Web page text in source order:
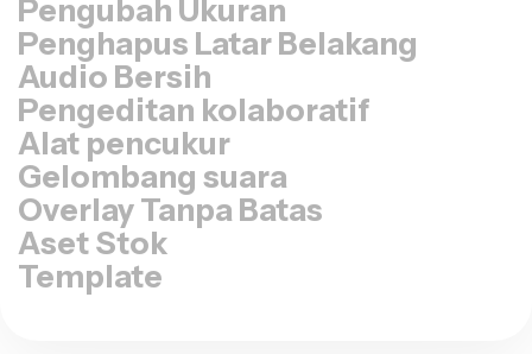
Penghapus Latar Belakang
Audio Bersih
Pengeditan kolaboratif
Alat pencukur
Gelombang suara
Overlay Tanpa Batas
Aset Stok
Template